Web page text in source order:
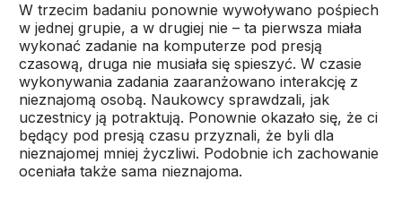
W trzecim badaniu ponownie wywoływano pośpiech
w jednej grupie, a w drugiej nie – ta pierwsza miała
wykonać zadanie na komputerze pod presją
czasową, druga nie musiała się spieszyć. W czasie
wykonywania zadania zaaranżowano interakcję z
nieznajomą osobą. Naukowcy sprawdzali, jak
uczestnicy ją potraktują. Ponownie okazało się, że ci
będący pod presją czasu przyznali, że byli dla
nieznajomej mniej życzliwi. Podobnie ich zachowanie
oceniała także sama nieznajoma.